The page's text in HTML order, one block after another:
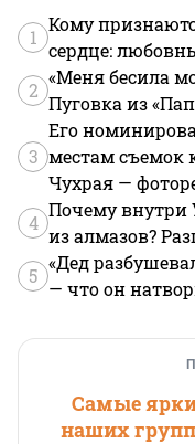
1
Кому
сердце:
2
«Меня бесила
Пуговка из
3
Его
местам съемок
Чухрая —
4
Почему внутри
из алмазов?
5
«Дед
— что он
Самые
наших